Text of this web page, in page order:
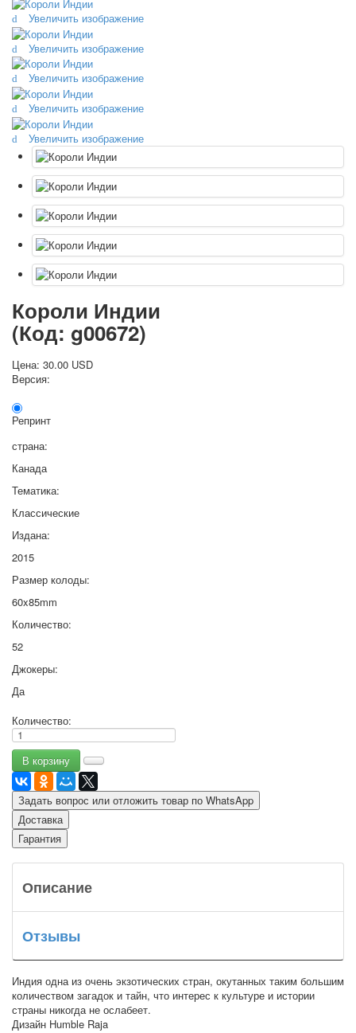
Октябрьская революция
С рождеством
Пасха
9 мая - день победы
Разные пожелания
1 сентября школа
Приглашение
Новости
Новости карточных колод
Новости открыток
О сайте
Ссылки
Наше видео
доставка
Избранное
Увеличить изображение
Увеличить изображение
Увеличить изображение
Увеличить изображение
Увеличить изображение
Короли Индии
(Код: g00672)
Цена: 30.00 USD
Версия:
Репринт
страна:
Канада
Тематика:
Классические
Издана:
2015
Размер колоды:
60x85mm
Количество:
52
Джокеры:
Да
Количество:
Задать вопрос или отложить товар по WhatsApp
Доставка
Гарантия
Описание
Отзывы
Индия одна из очень экзотических стран, окутанных таким большим
количеством загадок и тайн, что интерес к культуре и истории
страны никогда не ослабеет.
Дизайн Humble Raja